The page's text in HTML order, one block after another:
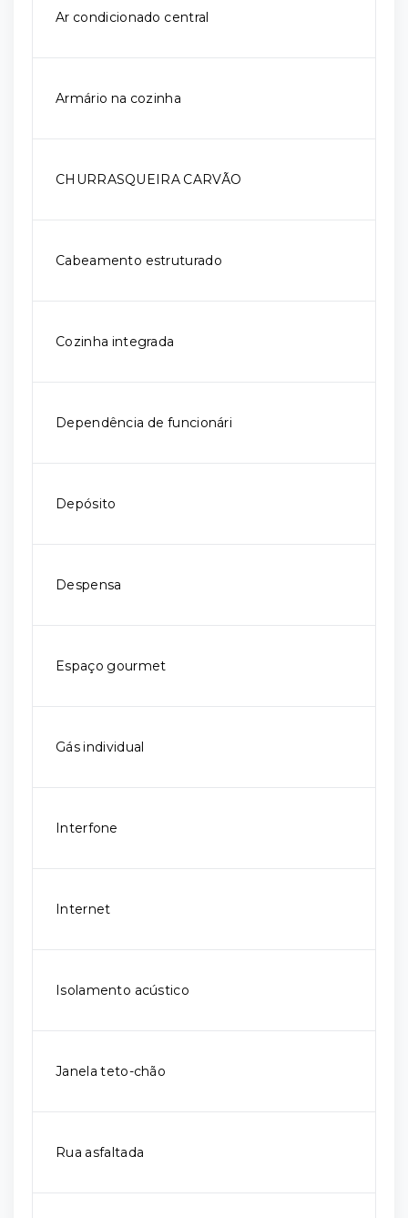
Ar condicionado central
Armário na cozinha
CHURRASQUEIRA CARVÃO
Cabeamento estruturado
Cozinha integrada
Dependência de funcionári
Depósito
Despensa
Espaço gourmet
Gás individual
Interfone
Internet
Isolamento acústico
Janela teto-chão
Rua asfaltada